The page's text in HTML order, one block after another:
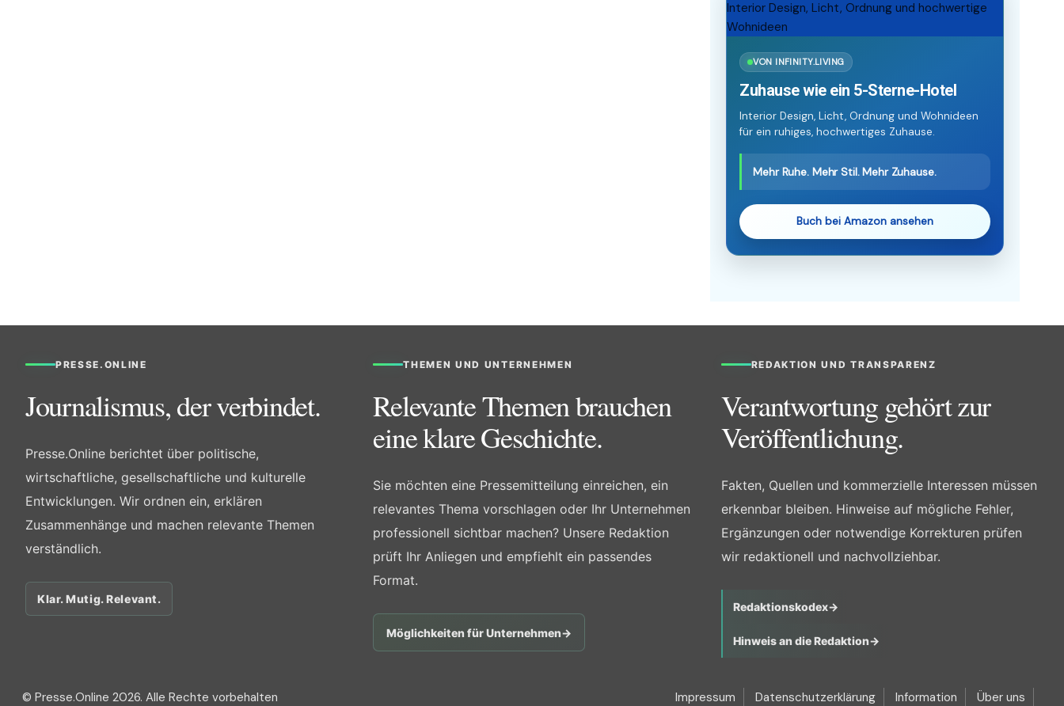
VON INFINITY.LIVING
Zuhause wie ein 5-Sterne-Hotel
Interior Design, Licht, Ordnung und Wohnideen
für ein ruhiges, hochwertiges Zuhause.
Mehr Ruhe. Mehr Stil. Mehr Zuhause.
Buch bei Amazon ansehen
PRESSE.ONLINE
Journalismus, der verbindet.
Presse.Online berichtet über politische,
wirtschaftliche, gesellschaftliche und kulturelle
Entwicklungen. Wir ordnen ein, erklären
Zusammenhänge und machen relevante Themen
verständlich.
Klar. Mutig. Relevant.
THEMEN UND UNTERNEHMEN
Relevante Themen brauchen
eine klare Geschichte.
Sie möchten eine Pressemitteilung einreichen, ein
relevantes Thema vorschlagen oder Ihr Unternehmen
professionell sichtbar machen? Unsere Redaktion
prüft Ihr Anliegen und empfiehlt ein passendes
Format.
Möglichkeiten für Unternehmen→
REDAKTION UND TRANSPARENZ
Verantwortung gehört zur
Veröffentlichung.
Fakten, Quellen und kommerzielle Interessen müssen
erkennbar bleiben. Hinweise auf mögliche Fehler,
Ergänzungen oder notwendige Korrekturen prüfen
wir redaktionell und nachvollziehbar.
Redaktionskodex→
Hinweis an die Redaktion→
© Presse.Online 2026. Alle Rechte vorbehalten Impressum Datenschutzerklärung Information Über uns